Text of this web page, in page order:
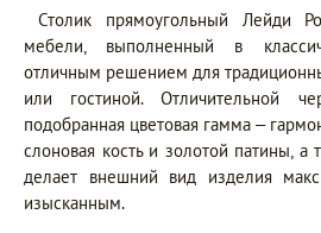
Столик прямоугольный Лейди
мебели, выполненный в
отличным решением для
или гостиной. Отличительной
подобранная цветовая гамма –
слоновая кость и золотой патины, а
делает внешний вид изделия
изысканным.